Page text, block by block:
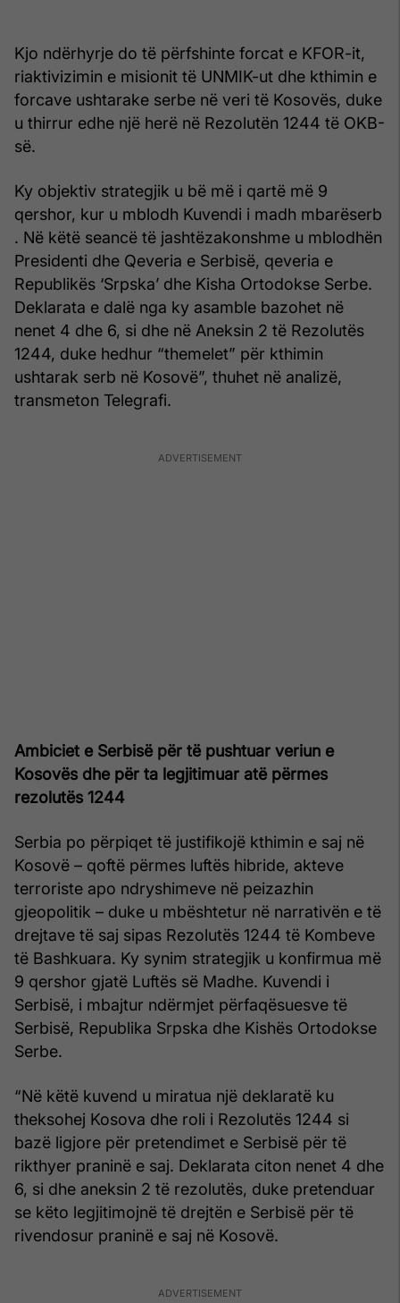
Kjo ndërhyrje do të përfshinte forcat e KFOR-it,
riaktivizimin e misionit të UNMIK-ut dhe kthimin e
forcave ushtarake serbe në veri të Kosovës, duke
u thirrur edhe një herë në Rezolutën 1244 të OKB-
së.
Ky objektiv strategjik u bë më i qartë më 9
qershor, kur u mblodh Kuvendi i madh mbarëserb
. Në këtë seancë të jashtëzakonshme u mblodhën
Presidenti dhe Qeveria e Serbisë, qeveria e
Republikës ‘Srpska’ dhe Kisha Ortodokse Serbe.
Deklarata e dalë nga ky asamble bazohet në
nenet 4 dhe 6, si dhe në Aneksin 2 të Rezolutës
1244, duke hedhur “themelet” për kthimin
ushtarak serb në Kosovë”, thuhet në analizë,
transmeton Telegrafi.
Ambiciet e Serbisë për të pushtuar veriun e
Kosovës dhe për ta legjitimuar atë përmes
rezolutës 1244
Serbia po përpiqet të justifikojë kthimin e saj në
Kosovë – qoftë përmes luftës hibride, akteve
terroriste apo ndryshimeve në peizazhin
gjeopolitik – duke u mbështetur në narrativën e të
drejtave të saj sipas Rezolutës 1244 të Kombeve
të Bashkuara. Ky synim strategjik u konfirmua më
9 qershor gjatë Luftës së Madhe. Kuvendi i
Serbisë, i mbajtur ndërmjet përfaqësuesve të
Serbisë, Republika Srpska dhe Kishës Ortodokse
Serbe.
“Në këtë kuvend u miratua një deklaratë ku
theksohej Kosova dhe roli i Rezolutës 1244 si
bazë ligjore për pretendimet e Serbisë për të
rikthyer praninë e saj. Deklarata citon nenet 4 dhe
6, si dhe aneksin 2 të rezolutës, duke pretenduar
se këto legjitimojnë të drejtën e Serbisë për të
rivendosur praninë e saj në Kosovë.